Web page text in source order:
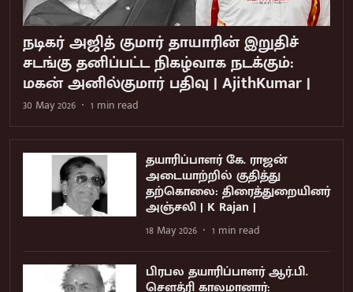
நடிகர் அஜித் குமார் தாயாரின் இறுதிச்
சடங்கு தனிப்பட்ட நிகழ்வாக நடக்கும்:
மகன் அனில்குமார் பதிவு | AjithKumar |
30 May 2026 1 min read
தயாரிப்பாளர் கே. ராஜன்
அடையாற்றில் குதித்து
தற்கொலை: திரைத்துறையினர்
அஞ்சலி | K Rajan |
18 May 2026 1 min read
பிரபல தயாரிப்பாளர் ஆர்.பி.
சௌத்ரி காலமானார்: